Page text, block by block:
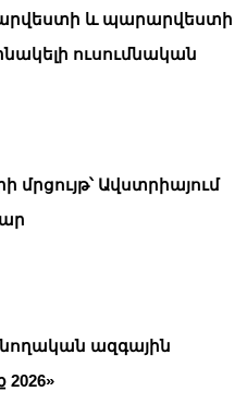
և պարարվեստի
ուսումնական
մրցույթ՝ Ավստրիայում
ազգային